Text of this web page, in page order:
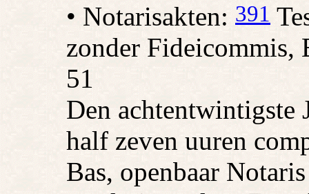
• Notarisakten: 391
zonder Fideicommis,
51
Den achtentwintigste
half zeven uuren
Bas, openbaar